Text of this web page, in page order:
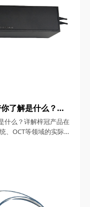
了解是什么？详
通信、航天与雷达
什么？详解梓冠产品在
、OCT等领域的实际
的光通信与探测技术
，成为了众多高科技